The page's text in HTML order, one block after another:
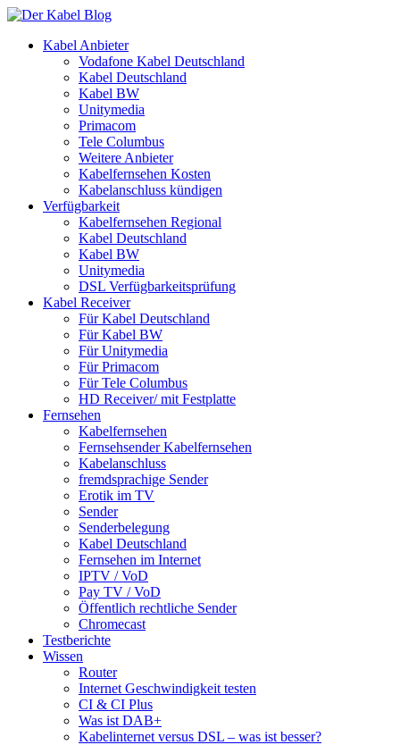
Kabel Anbieter
Vodafone Kabel Deutschland
Kabel Deutschland
Kabel BW
Unitymedia
Primacom
Tele Columbus
Weitere Anbieter
Kabelfernsehen Kosten
Kabelanschluss kündigen
Verfügbarkeit
Kabelfernsehen Regional
Kabel Deutschland
Kabel BW
Unitymedia
DSL Verfügbarkeitsprüfung
Kabel Receiver
Für Kabel Deutschland
Für Kabel BW
Für Unitymedia
Für Primacom
Für Tele Columbus
HD Receiver/ mit Festplatte
Fernsehen
Kabelfernsehen
Fernsehsender Kabelfernsehen
Kabelanschluss
fremdsprachige Sender
Erotik im TV
Sender
Senderbelegung
Kabel Deutschland
Fernsehen im Internet
IPTV / VoD
Pay TV / VoD
Öffentlich rechtliche Sender
Chromecast
Testberichte
Wissen
Router
Internet Geschwindigkeit testen
CI & CI Plus
Was ist DAB+
Kabelinternet versus DSL – was ist besser?